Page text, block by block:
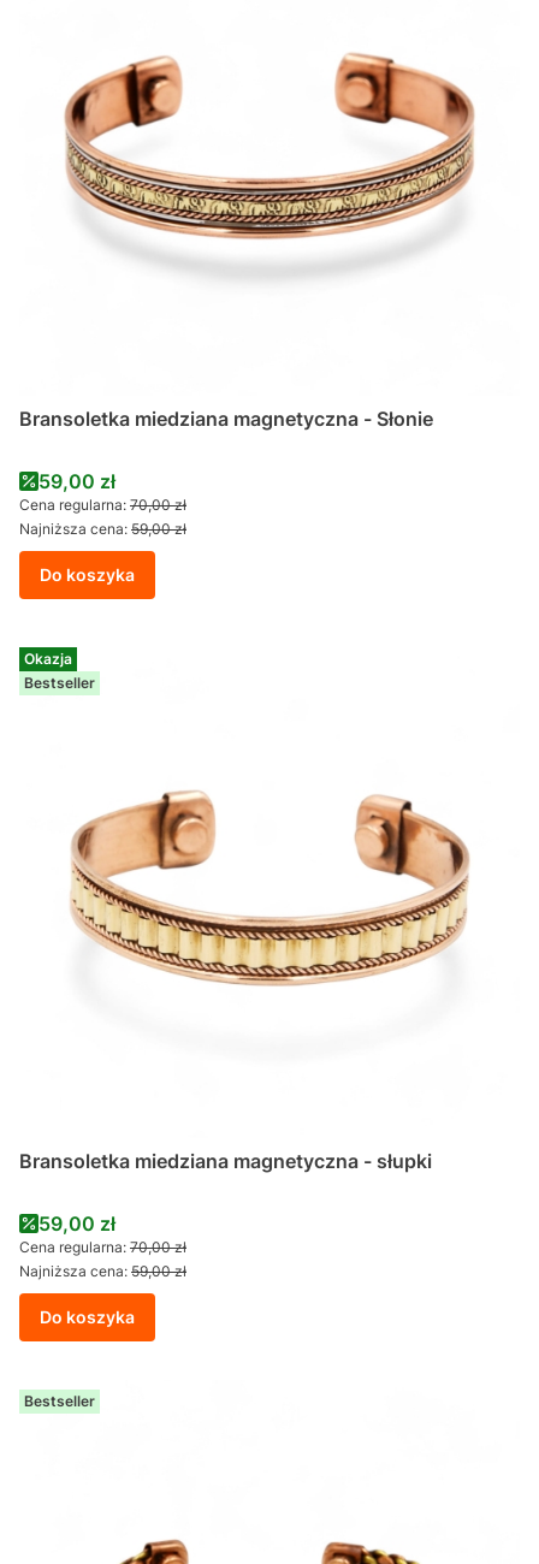
Bransoletka miedziana magnetyczna - Słonie
Cena promocyjna
59,00 zł
Cena regularna: 70,00 zł
Najniższa cena: 59,00 zł
Do koszyka
Okazja
Bestseller
Bransoletka miedziana magnetyczna - słupki
Cena promocyjna
59,00 zł
Cena regularna: 70,00 zł
Najniższa cena: 59,00 zł
Do koszyka
Bestseller